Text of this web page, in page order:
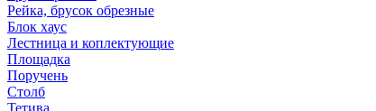
Рейка, брусок обрезные
Блок хаус
Лестница и коплектующие
Площадка
Поручень
Столб
Тетива